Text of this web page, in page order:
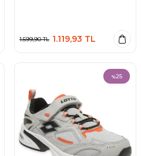
1.599,90TL 1.119,93 TL
%25